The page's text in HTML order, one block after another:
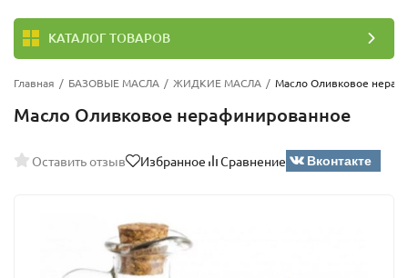
КАТАЛОГ ТОВАРОВ
Главная / БАЗОВЫЕ МАСЛА / ЖИДКИЕ МАСЛА / Масло Оливковое
Масло Оливковое нерафинированное
Оставить отзыв Избранное Сравнение Вконтакте